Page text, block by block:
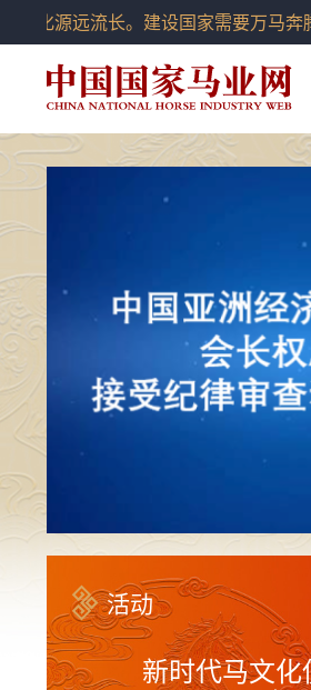
化源远流长。建设国家需要万马奔
活动
2023学生马